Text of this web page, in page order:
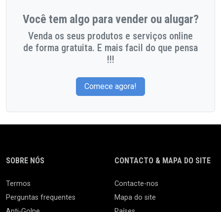
Você tem algo para vender ou alugar?
Venda os seus produtos e serviços online
de forma gratuita. E mais facil do que pensa
!!!
Comece agora!
SOBRE NÓS
Termos
Perguntas frequentes
CONTACTO & MAPA DO SITE
Contacte-nos
Mapa do site